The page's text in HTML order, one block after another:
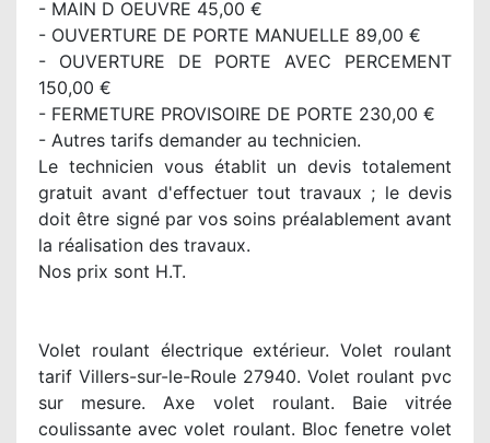
- MAIN D OEUVRE 45,00 €
- OUVERTURE DE PORTE MANUELLE 89,00 €
- OUVERTURE DE PORTE AVEC PERCEMENT
150,00 €
- FERMETURE PROVISOIRE DE PORTE 230,00 €
- Autres tarifs demander au technicien.
Le technicien vous établit un devis totalement
gratuit avant d'effectuer tout travaux ; le devis
doit être signé par vos soins préalablement avant
la réalisation des travaux.
Nos prix sont H.T.
Volet roulant électrique extérieur. Volet roulant
tarif Villers-sur-le-Roule 27940. Volet roulant pvc
sur mesure. Axe volet roulant. Baie vitrée
coulissante avec volet roulant. Bloc fenetre volet